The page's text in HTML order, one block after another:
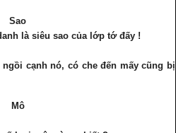
Sao
là siêu sao của lớp tớ đấy !
cạnh nó, có che đến mấy cũng bị
Mô